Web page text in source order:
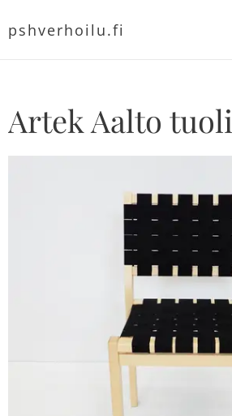
pshverhoilu.fi
Artek Aalto tuoli